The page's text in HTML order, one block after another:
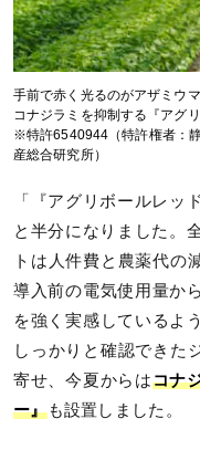
手前で赤く光るのがアザミウ
コナジラミを抑制する『アグ
※特許6540944（特許権者：
産総合研究所）
「『アグリボールレッ
と半分になりました。
トは人件費と農薬代の
導入前の電気使用量か
を強く実感しているよ
しっかりと確認できた
寄せ、今夏からはコナ
ー』も設置しました。